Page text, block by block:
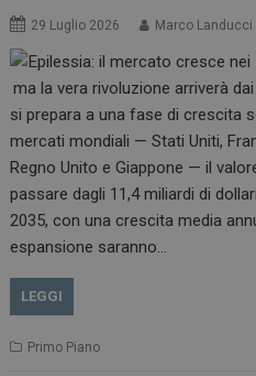
29 Luglio 2026 Marco Landucci
si prepara a una fase di crescita
mercati mondiali — Stati Uniti,
Regno Unito e Giappone — il
passare dagli 11,4 miliardi di
2035, con una crescita media
espansione saranno…
LEGGI
Primo Piano